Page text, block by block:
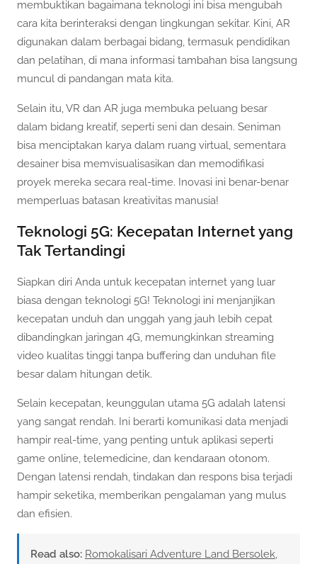
membuktikan bagaimana teknologi ini bisa mengubah
cara kita berinteraksi dengan lingkungan sekitar. Kini, AR
digunakan dalam berbagai bidang, termasuk pendidikan
dan pelatihan, di mana informasi tambahan bisa langsung
muncul di pandangan mata kita.
Selain itu, VR dan AR juga membuka peluang besar
dalam bidang kreatif, seperti seni dan desain. Seniman
bisa menciptakan karya dalam ruang virtual, sementara
desainer bisa memvisualisasikan dan memodifikasi
proyek mereka secara real-time. Inovasi ini benar-benar
memperluas batasan kreativitas manusia!
Teknologi 5G: Kecepatan Internet yang
Tak Tertandingi
Siapkan diri Anda untuk kecepatan internet yang luar
biasa dengan teknologi 5G! Teknologi ini menjanjikan
kecepatan unduh dan unggah yang jauh lebih cepat
dibandingkan jaringan 4G, memungkinkan streaming
video kualitas tinggi tanpa buffering dan unduhan file
besar dalam hitungan detik.
Selain kecepatan, keunggulan utama 5G adalah latensi
yang sangat rendah. Ini berarti komunikasi data menjadi
hampir real-time, yang penting untuk aplikasi seperti
game online, telemedicine, dan kendaraan otonom.
Dengan latensi rendah, tindakan dan respons bisa terjadi
hampir seketika, memberikan pengalaman yang mulus
dan efisien.
Read also: Romokalisari Adventure Land Bersolek,